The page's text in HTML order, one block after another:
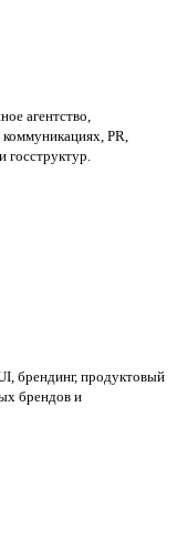
агентство,
PR,
брендинг, продуктовый
брендов и